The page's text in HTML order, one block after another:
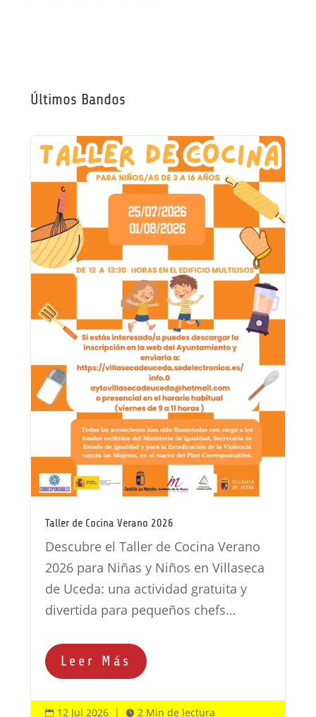
Últimos Bandos
Taller de Cocina Verano 2026
Descubre el Taller de Cocina Verano
2026 para Niñas y Niños en Villaseca
de Uceda: una actividad gratuita y
divertida para pequeños chefs…
Leer Más
 12 Jul 2026 |  2 Min de lectura